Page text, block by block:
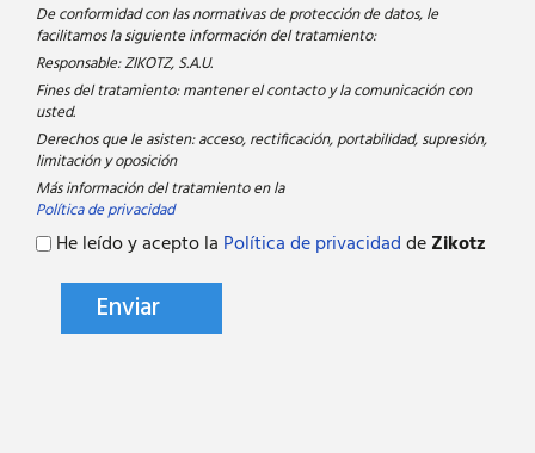
De conformidad con las normativas de protección de datos, le
facilitamos la siguiente información del tratamiento:
Responsable: ZIKOTZ, S.A.U.
Fines del tratamiento: mantener el contacto y la comunicación con
usted.
Derechos que le asisten: acceso, rectificación, portabilidad, supresión,
limitación y oposición
Más información del tratamiento en la
Política de privacidad
He leído y acepto la Política de privacidaddeZikotz